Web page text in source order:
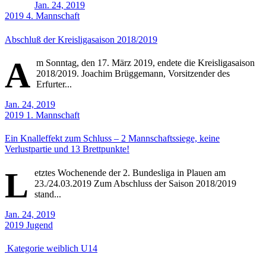
Jan. 24, 2019
2019 4. Mannschaft
Abschluß der Kreisligasaison 2018/2019
A m Sonntag, den 17. März 2019, endete die Kreisligasaison
2018/2019. Joachim Brüggemann, Vorsitzender des
Erfurter...
Jan. 24, 2019
2019 1. Mannschaft
Ein Knalleffekt zum Schluss – 2 Mannschaftssiege, keine
Verlustpartie und 13 Brettpunkte!
L
etztes Wochenende der 2. Bundesliga in Plauen am
23./24.03.2019 Zum Abschluss der Saison 2018/2019
stand...
Jan. 24, 2019
2019 Jugend
Kategorie weiblich U14